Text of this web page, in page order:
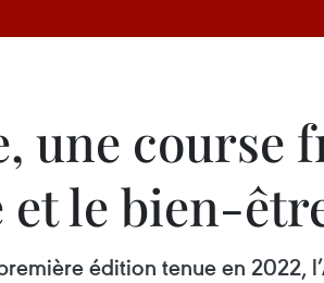
une course
le bien-
édition tenue en 2022,